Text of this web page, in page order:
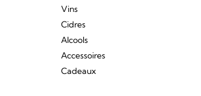
Vins
Cidres
Alcools
Accessoires
Cadeaux